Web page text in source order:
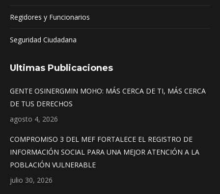
Regidores y Funcionarios
Seguridad Ciudadana
Ultimas Publicaciones
GENTE OSINERGMIN MOHO: MÁS CERCA DE TI, MÁS CERCA
DE TUS DERECHOS
agosto 4, 2026
COMPROMISO 3 DEL MEF FORTALECE EL REGISTRO DE
INFORMACIÓN SOCIAL PARA UNA MEJOR ATENCIÓN A LA
POBLACIÓN VULNERABLE
julio 30, 2026